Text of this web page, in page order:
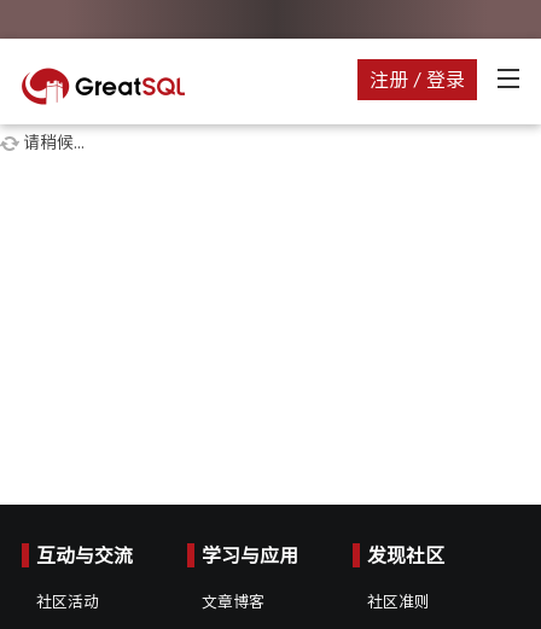
注册 / 登录
请稍候...
互动与交流
社区活动
学习与应用
文章博客
发现社区
社区准则